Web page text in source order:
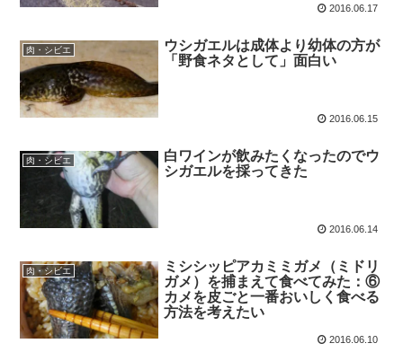
2016.06.17
肉・シビエ
ウシガエルは成体より幼体の方が
「野食ネタとして」面白い
2016.06.15
肉・シビエ
白ワインが飲みたくなったのでウ
シガエルを採ってきた
2016.06.14
肉・シビエ
ミシシッピアカミミガメ（ミドリ
ガメ）を捕まえて食べてみた：⑥
カメを皮ごと一番おいしく食べる
方法を考えたい
2016.06.10